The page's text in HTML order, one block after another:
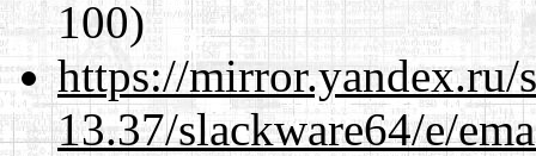
100)
https://mirror.yandex.ru/
13.37/slackware64/e/